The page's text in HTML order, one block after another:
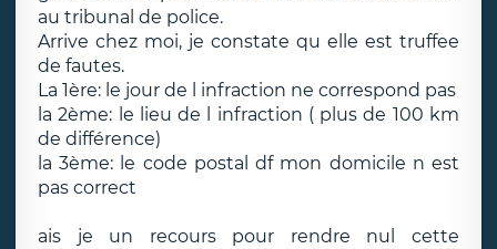
au tribunal de police.
Arrive chez moi, je constate qu elle est truffee
de fautes.
La 1ère: le jour de l infraction ne correspond pas
la 2ème: le lieu de l infraction ( plus de 100 km
de différence)
la 3ème: le code postal df mon domicile n est
pas correct
ais je un recours pour rendre nul cette